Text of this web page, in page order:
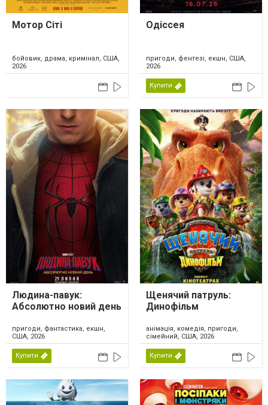
Мотор Сіті
бойовик, драма, кримінал, США,
2026
Одіссея
пригоди, фентезі, екшн, США,
2026
Купити
Людина-павук:
Абсолютно новий день
пригоди, фантастика, екшн,
США, 2026
Купити
Щенячий патруль:
Динофільм
анімація, комедія, пригоди,
сімейний, США, 2026
Купити